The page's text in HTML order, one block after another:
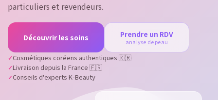
particuliers et revendeurs.
Découvrir les soins Prendre un RDV
analyse de peau
Cosmétiques coréens authentiques 🇰🇷
Livraison depuis la France 🇫🇷
Conseils d'experts K-Beauty
Cancel